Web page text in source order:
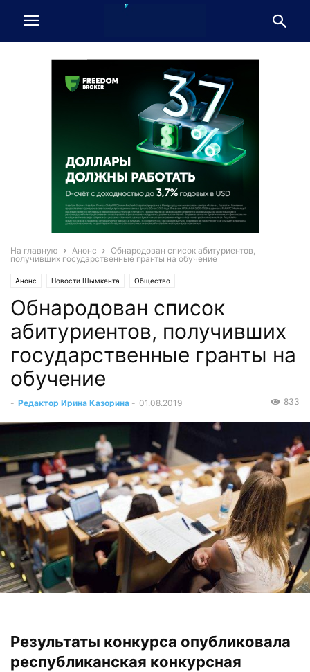
На главную Анонс
Обнародован список абитуриентов,
получивших государственные гранты на обучение
Анонс Новости Шымкента Общество
Обнародован список
абитуриентов, получивших
государственные гранты на
обучение
- Редактор Ирина Казорина - 01.08.2019 833
Результаты конкурса опубликовала
республиканская конкурсная